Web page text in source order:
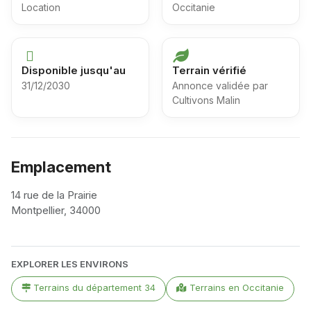
Location Occitanie
Disponible jusqu'au
31/12/2030
Terrain vérifié
Annonce validée par
Cultivons Malin
Emplacement
14 rue de la Prairie
Montpellier, 34000
+
−
EXPLORER LES ENVIRONS
Terrains du département 34 Terrains en Occitanie